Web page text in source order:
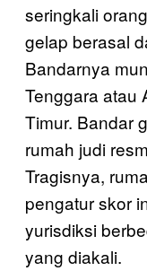
seringkali
gelap berasal
Bandarnya
Tenggara atau
Timur. Bandar
rumah judi
Tragisnya,
pengatur skor
yurisdiksi
yang diakali.